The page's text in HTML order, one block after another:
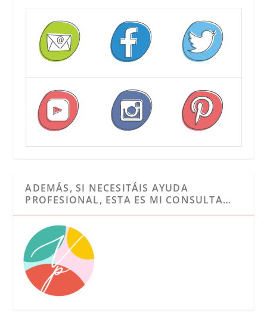
ADEMÁS, SI NECESITÁIS AYUDA
PROFESIONAL, ESTA ES MI CONSULTA…